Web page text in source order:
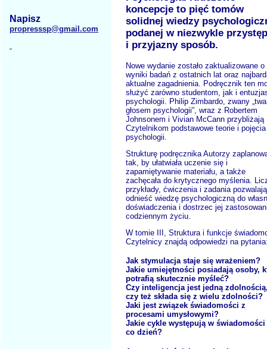
Napisz
propresssp@gmail.com
koncepcje to pięć tomów
solidnej wiedzy
podanej w niezwykle
i przyjazny sposób.
Nowe wydanie zostało zaktualizowane o
wyniki badań z ostatnich lat oraz
aktualne zagadnienia. Podręcznik ten
służyć zarówno studentom, jak i
psychologii. Philip Zimbardo, zwany
głosem psychologii”, wraz z Robertem
Johnsonem i Vivian McCann przybliżają
Czytelnikom podstawowe teorie i pojęcia
psychologii.
Strukturę podręcznika Autorzy
tak, by ułatwiała uczenie się i
zapamiętywanie materiału, a także
zachęcała do krytycznego myślenia.
przykłady, ćwiczenia i zadania pozwalają
odnieść wiedzę psychologiczną do
doświadczenia i dostrzec jej
codziennym życiu.
W tomie III, Struktura i funkcje
Czytelnicy znajdą odpowiedzi na
Jak stymulacja staje się wrażeniem?
Jakie umiejętności posiadają osoby,
potrafią skutecznie myśleć?
Czy inteligencja jest jedną
czy też składa się z wielu zdolności?
Jaki jest związek świadomości z
procesami umysłowymi?
Jakie cykle występują w świadomości
co dzień?